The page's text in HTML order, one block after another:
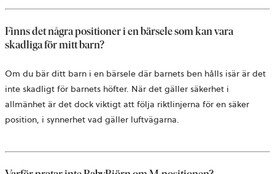
flik
Finns det några positioner i en bärsele som kan vara
skadliga för mitt barn?
Om du bär ditt barn i en bärsele där barnets ben hålls isär är det
inte skadligt för barnets höfter. När det gäller säkerhet i
allmänhet är det dock viktigt att följa riktlinjerna för en säker
position, i synnerhet vad gäller luftvägarna.